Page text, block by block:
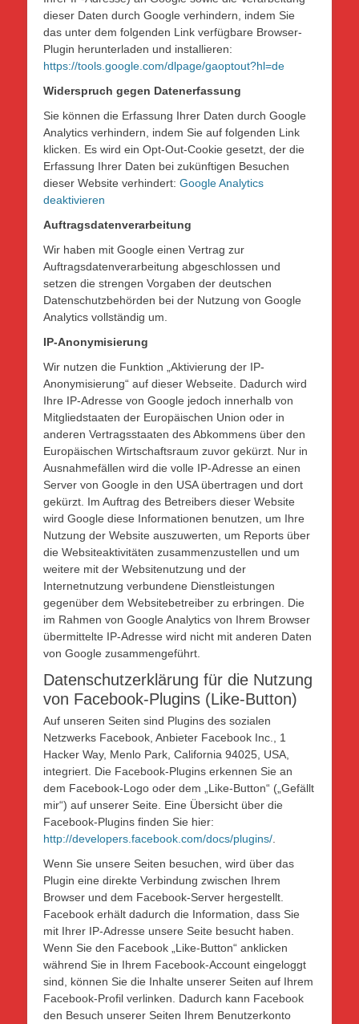
dieser Daten durch Google verhindern, indem Sie
das unter dem folgenden Link verfügbare Browser-
Plugin herunterladen und installieren:
https://tools.google.com/dlpage/gaoptout?hl=de
Widerspruch gegen Datenerfassung
Sie können die Erfassung Ihrer Daten durch Google
Analytics verhindern, indem Sie auf folgenden Link
klicken. Es wird ein Opt-Out-Cookie gesetzt, der die
Erfassung Ihrer Daten bei zukünftigen Besuchen
dieser Website verhindert: Google Analytics
deaktivieren
Auftragsdatenverarbeitung
Wir haben mit Google einen Vertrag zur
Auftragsdatenverarbeitung abgeschlossen und
setzen die strengen Vorgaben der deutschen
Datenschutzbehörden bei der Nutzung von Google
Analytics vollständig um.
IP-Anonymisierung
Wir nutzen die Funktion „Aktivierung der IP-
Anonymisierung“ auf dieser Webseite. Dadurch wird
Ihre IP-Adresse von Google jedoch innerhalb von
Mitgliedstaaten der Europäischen Union oder in
anderen Vertragsstaaten des Abkommens über den
Europäischen Wirtschaftsraum zuvor gekürzt. Nur in
Ausnahmefällen wird die volle IP-Adresse an einen
Server von Google in den USA übertragen und dort
gekürzt. Im Auftrag des Betreibers dieser Website
wird Google diese Informationen benutzen, um Ihre
Nutzung der Website auszuwerten, um Reports über
die Websiteaktivitäten zusammenzustellen und um
weitere mit der Websitenutzung und der
Internetnutzung verbundene Dienstleistungen
gegenüber dem Websitebetreiber zu erbringen. Die
im Rahmen von Google Analytics von Ihrem Browser
übermittelte IP-Adresse wird nicht mit anderen Daten
von Google zusammengeführt.
Datenschutzerklärung für die Nutzung
von Facebook-Plugins (Like-Button)
Auf unseren Seiten sind Plugins des sozialen
Netzwerks Facebook, Anbieter Facebook Inc., 1
Hacker Way, Menlo Park, California 94025, USA,
integriert. Die Facebook-Plugins erkennen Sie an
dem Facebook-Logo oder dem „Like-Button“ („Gefällt
mir“) auf unserer Seite. Eine Übersicht über die
Facebook-Plugins finden Sie hier:
http://developers.facebook.com/docs/plugins/.
Wenn Sie unsere Seiten besuchen, wird über das
Plugin eine direkte Verbindung zwischen Ihrem
Browser und dem Facebook-Server hergestellt.
Facebook erhält dadurch die Information, dass Sie
mit Ihrer IP-Adresse unsere Seite besucht haben.
Wenn Sie den Facebook „Like-Button“ anklicken
während Sie in Ihrem Facebook-Account eingeloggt
sind, können Sie die Inhalte unserer Seiten auf Ihrem
Facebook-Profil verlinken. Dadurch kann Facebook
den Besuch unserer Seiten Ihrem Benutzerkonto